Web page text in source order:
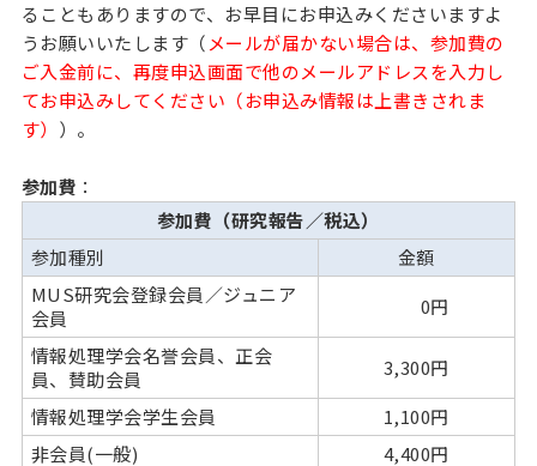
ることもありますので、お早目にお申込みくださいますよ
うお願いいたします（ メールが届かない場合は、参加費の
ご入金前に、再度申込画面で他のメールアドレスを入力し
てお申込みしてください（お申込み情報は上書きされま
す） ）。
参加費 ：
参加費（研究報告／税込）
参加種別
金額
MUS研究会登録会員／ジュニア
会員
0円
情報処理学会名誉会員、正会
員、賛助会員
3,300円
情報処理学会学生会員
1,100円
非会員(一般)
4,400円